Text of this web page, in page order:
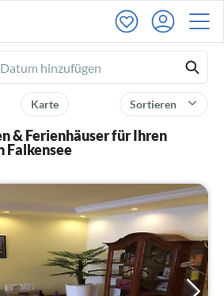
Sortieren
Karte
& Ferienhäuser für Ihren
Falkensee